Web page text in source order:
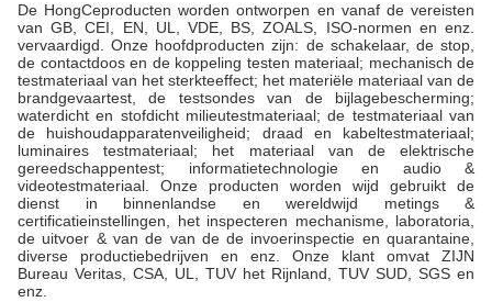
De HongCeproducten worden ontworpen en vanaf de vereisten
van GB, CEI, EN, UL, VDE, BS, ZOALS, ISO-normen en enz.
vervaardigd. Onze hoofdproducten zijn: de schakelaar, de stop,
de contactdoos en de koppeling testen materiaal; mechanisch de
testmateriaal van het sterkteeffect; het materiële materiaal van de
brandgevaartest, de testsondes van de bijlagebescherming;
waterdicht en stofdicht milieutestmateriaal; de testmateriaal van
de huishoudapparatenveiligheid; draad en kabeltestmateriaal;
luminaires testmateriaal; het materiaal van de elektrische
gereedschappentest; informatietechnologie en audio &
videotestmateriaal. Onze producten worden wijd gebruikt de
dienst in binnenlandse en wereldwijd metings &
certificatieinstellingen, het inspecteren mechanisme, laboratoria,
de uitvoer & van de van de de invoerinspectie en quarantaine,
diverse productiebedrijven en enz. Onze klant omvat ZIJN
Bureau Veritas, CSA, UL, TUV het Rijnland, TUV SUD, SGS en
enz.